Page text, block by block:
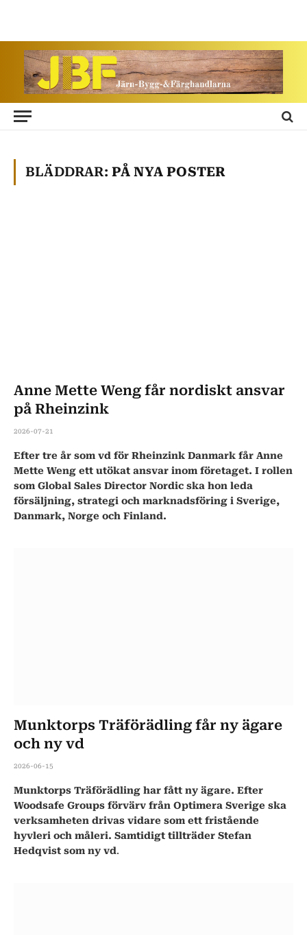
BLÄDDRAR: PÅ NYA POSTER
Anne Mette Weng får nordiskt ansvar
på Rheinzink
2026-07-21
Efter tre år som vd för Rheinzink Danmark får Anne
Mette Weng ett utökat ansvar inom företaget. I rollen
som Global Sales Director Nordic ska hon leda
försäljning, strategi och marknadsföring i Sverige,
Danmark, Norge och Finland.
Munktorps Träförädling får ny ägare
och ny vd
2026-06-15
Munktorps Träförädling har fått ny ägare. Efter
Woodsafe Groups förvärv från Optimera Sverige ska
verksamheten drivas vidare som ett fristående
hyvleri och måleri. Samtidigt tillträder Stefan
Hedqvist som ny vd.